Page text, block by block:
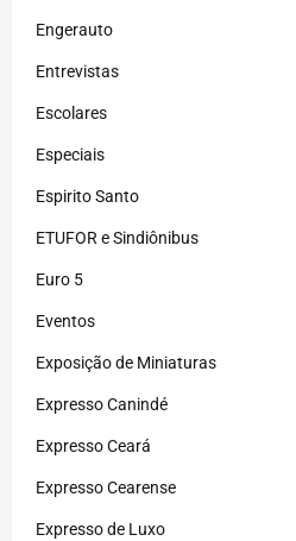
Engerauto
Entrevistas
Escolares
Especiais
Espirito Santo
ETUFOR e Sindiônibus
Euro 5
Eventos
Exposição de Miniaturas
Expresso Canindé
Expresso Ceará
Expresso Cearense
Expresso de Luxo